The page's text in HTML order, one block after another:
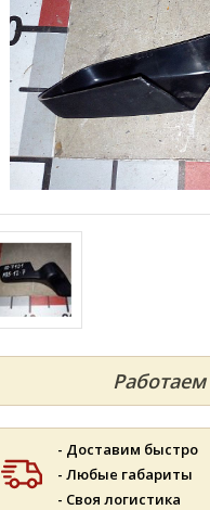
- Доставим быстро
- Любые габариты
- Своя логистика